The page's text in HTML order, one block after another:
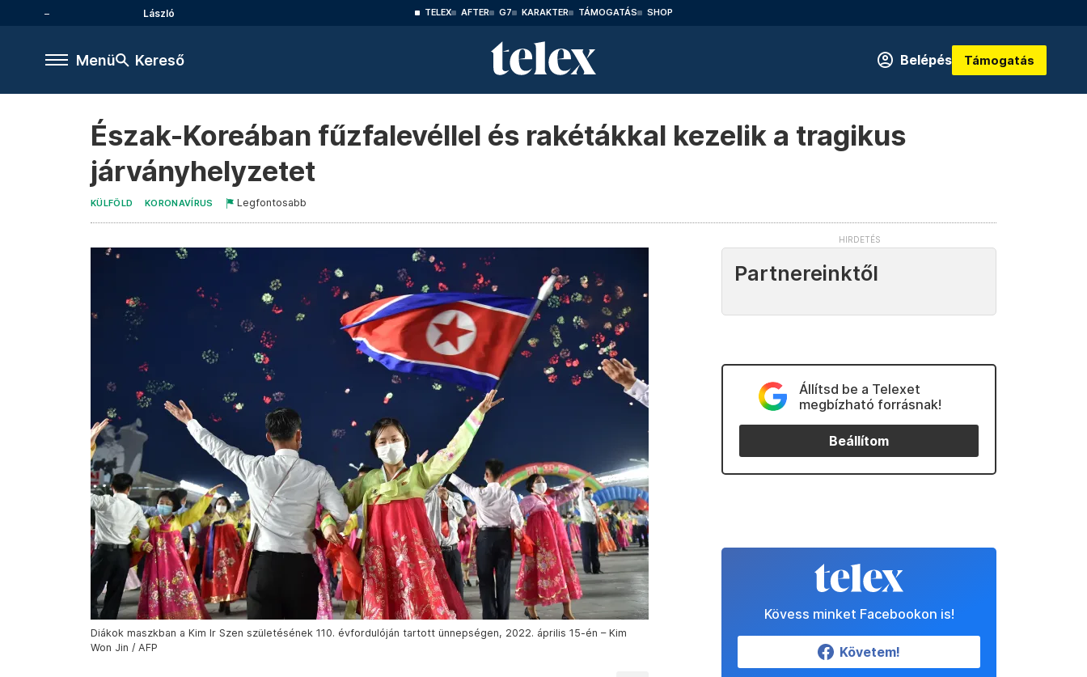
László TELEX AFTER G7 KARAKTER TÁMOGATÁS SHOP
Menü Kereső Belépés Támogatás
Észak-Koreában fűzfalevéllel és rakétákkal kezelik a tragikus
járványhelyzetet
KÜLFÖLD KORONAVÍRUS Legfontosabb
Diákok maszkban a Kim Ir Szen születésének 110. évfordulóján tartott ünnepségen, 2022. április 15-én – Kim
Won Jin / AFP
Partnereinktől
Állítsd be a Telexet
megbízható forrásnak!
Beállítom
Kövess minket Facebookon is!
Követem!